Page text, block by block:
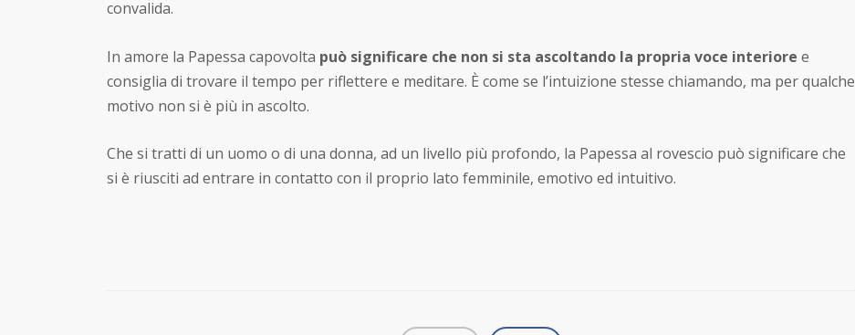
convalida.
In amore la Papessa capovolta può significare che non si sta ascoltando la propria voce interiore e
consiglia di trovare il tempo per riflettere e meditare. È come se l’intuizione stesse chiamando, ma per qualche
motivo non si è più in ascolto.
Che si tratti di un uomo o di una donna, ad un livello più profondo, la Papessa al rovescio può significare che
si è riusciti ad entrare in contatto con il proprio lato femminile, emotivo ed intuitivo.